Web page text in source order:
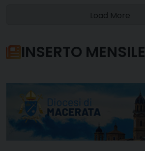
Load More
INSERTO MENSILE